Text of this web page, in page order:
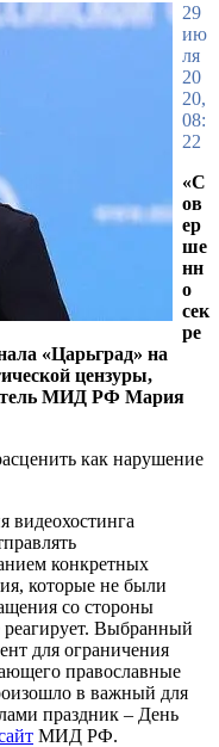
29
ию
ля
20
20,
08:
22
«С
ов
ер
ше
нн
о
сек
ре
«Царьград» на
цензуры,
МИД РФ Мария
как нарушение
видеохостинга
конкретных
которые не были
со стороны
реагирует. Выбранный
для ограничения
православные
в важный для
праздник – День
МИД РФ.